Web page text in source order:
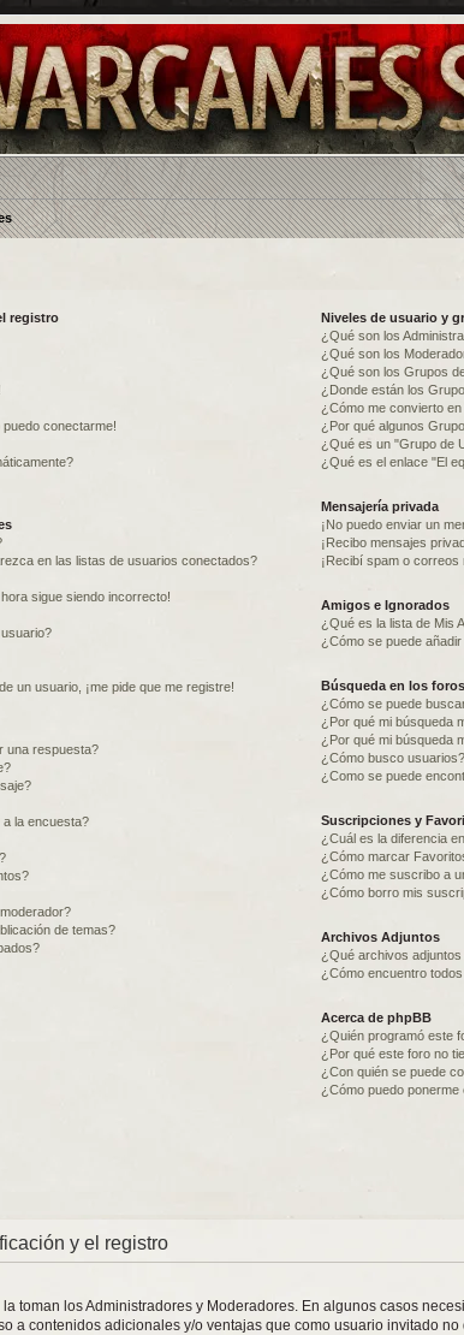
registro
conectarme!
en las listas de usuarios conectados?
sigue siendo incorrecto!
un usuario, ¡me pide que me registre!
una respuesta?
la encuesta?
de temas?
Niveles de usuario y
¿Qué son los
¿Qué son los
¿Qué son los Grupos
¿Donde están los
¿Cómo me convierto
¿Por qué algunos
¿Qué es un "Grupo de
¿Qué es el enlace "El
Mensajería privada
¡No puedo enviar un
¡Recibo mensajes
¡Recibí spam o correos
Amigos e Ignorados
¿Qué es la lista de Mis
¿Cómo se puede
Búsqueda en los foros
¿Cómo se puede
¿Por qué mi búsqueda
¿Por qué mi búsqueda
¿Cómo busco usuarios?
¿Como se puede
Suscripciones y
¿Cuál es la diferencia
¿Cómo marcar
¿Cómo me suscribo a
¿Cómo borro mis
Archivos Adjuntos
¿Qué archivos
¿Cómo encuentro
Acerca de phpBB
¿Quién programó este
¿Por qué este foro no
¿Con quién se puede
¿Cómo puedo
y el registro
toman los Administradores y Moderadores. En algunos casos
a contenidos adicionales y/o ventajas que como usuario invitado